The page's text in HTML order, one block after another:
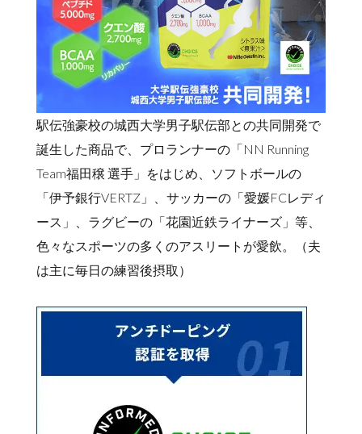
駅伝強豪校の城西大学男子駅伝部との共同開発で
誕生した商品で、プロランナーの「NN Running
Team福田穣 選手」をはじめ、ソフトボールの
「伊予銀行VERTZ」、サッカーの「愛媛FCレディ
ース」、ラグビーの「花園近鉄ライナーズ」等、
色々なスポーツの多くのアスリートが愛飲。（夫
は主に毎日の練習後摂取）